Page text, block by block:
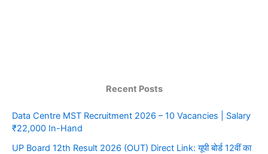
Recent Posts
Data Centre MST Recruitment 2026 – 10 Vacancies | Salary
₹22,000 In-Hand
UP Board 12th Result 2026 (OUT) Direct Link: यूपी बोर्ड 12वीं का